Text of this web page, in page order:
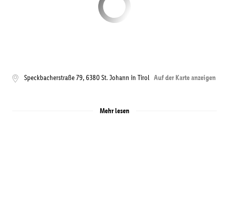
Speckbacherstraße 79,6380St. Johann in Tirol Auf der Karte anzeigen
Mehr lesen